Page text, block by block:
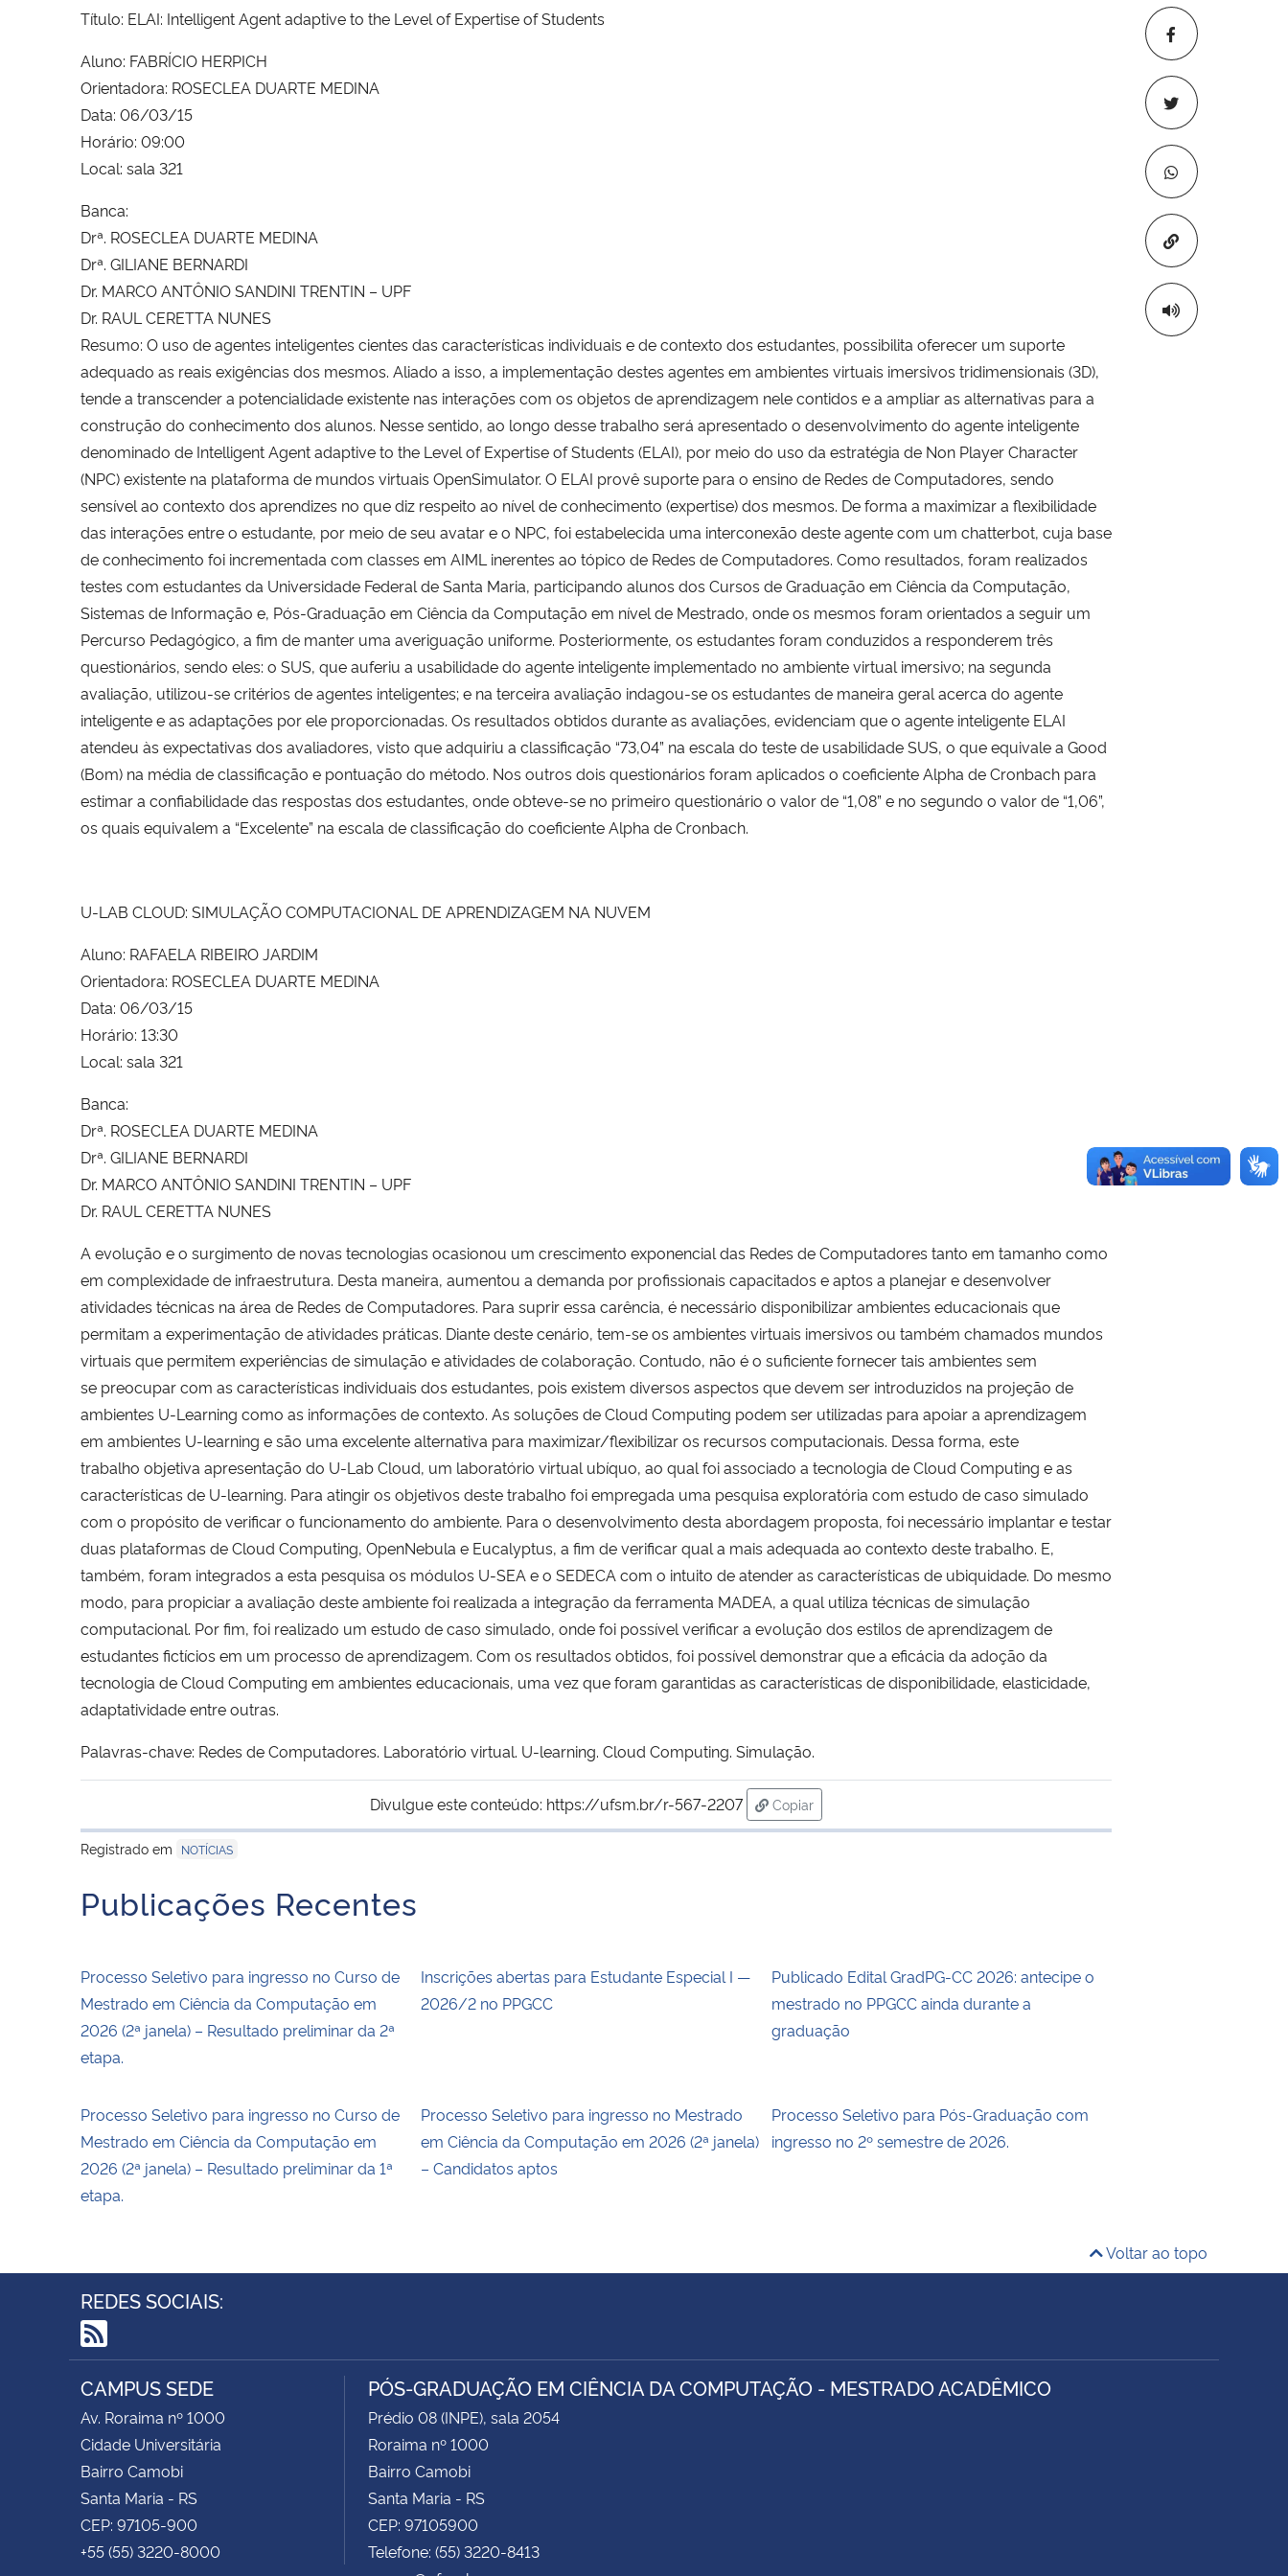
Copiar para
Título: ELAI: Intelligent Agent adaptive to the Level of Expertise of Students
Aluno: FABRÍCIO HERPICH
Orientadora: ROSECLEA DUARTE MEDINA
Data: 06/03/15
Horário: 09:00
Local: sala 321
Banca:
Drª. ROSECLEA DUARTE MEDINA
Drª. GILIANE BERNARDI
Dr. MARCO ANTÔNIO SANDINI TRENTIN – UPF
Dr. RAUL CERETTA NUNES
Resumo: O uso de agentes inteligentes cientes das características individuais e de contexto dos estudantes, possibilita oferecer um suporte
adequado as reais exigências dos mesmos. Aliado a isso, a implementação destes agentes em ambientes virtuais imersivos tridimensionais (3D),
tende a transcender a potencialidade existente nas interações com os objetos de aprendizagem nele contidos e a ampliar as alternativas para a
construção do conhecimento dos alunos. Nesse sentido, ao longo desse trabalho será apresentado o desenvolvimento do agente inteligente
denominado de Intelligent Agent adaptive to the Level of Expertise of Students (ELAI), por meio do uso da estratégia de Non Player Character
(NPC) existente na plataforma de mundos virtuais OpenSimulator. O ELAI provê suporte para o ensino de Redes de Computadores, sendo
sensível ao contexto dos aprendizes no que diz respeito ao nível de conhecimento (expertise) dos mesmos. De forma a maximizar a flexibilidade
das interações entre o estudante, por meio de seu avatar e o NPC, foi estabelecida uma interconexão deste agente com um chatterbot, cuja base
de conhecimento foi incrementada com classes em AIML inerentes ao tópico de Redes de Computadores. Como resultados, foram realizados
testes com estudantes da Universidade Federal de Santa Maria, participando alunos dos Cursos de Graduação em Ciência da Computação,
Sistemas de Informação e, Pós-Graduação em Ciência da Computação em nível de Mestrado, onde os mesmos foram orientados a seguir um
Percurso Pedagógico, a fim de manter uma averiguação uniforme. Posteriormente, os estudantes foram conduzidos a responderem três
questionários, sendo eles: o SUS, que auferiu a usabilidade do agente inteligente implementado no ambiente virtual imersivo; na segunda
avaliação, utilizou-se critérios de agentes inteligentes; e na terceira avaliação indagou-se os estudantes de maneira geral acerca do agente
inteligente e as adaptações por ele proporcionadas. Os resultados obtidos durante as avaliações, evidenciam que o agente inteligente ELAI
atendeu às expectativas dos avaliadores, visto que adquiriu a classificação “73,04” na escala do teste de usabilidade SUS, o que equivale a Good
(Bom) na média de classificação e pontuação do método. Nos outros dois questionários foram aplicados o coeficiente Alpha de Cronbach para
estimar a confiabilidade das respostas dos estudantes, onde obteve-se no primeiro questionário o valor de “1,08” e no segundo o valor de “1,06”,
os quais equivalem a “Excelente” na escala de classificação do coeficiente Alpha de Cronbach.
U-LAB CLOUD: SIMULAÇÃO COMPUTACIONAL DE APRENDIZAGEM NA NUVEM
Aluno: RAFAELA RIBEIRO JARDIM
Orientadora: ROSECLEA DUARTE MEDINA
Data: 06/03/15
Horário: 13:30
Local: sala 321
Banca:
Drª. ROSECLEA DUARTE MEDINA
Drª. GILIANE BERNARDI
Dr. MARCO ANTÔNIO SANDINI TRENTIN – UPF
Dr. RAUL CERETTA NUNES
A evolução e o surgimento de novas tecnologias ocasionou um crescimento exponencial das Redes de Computadores tanto em tamanho como
em complexidade de infraestrutura. Desta maneira, aumentou a demanda por profissionais capacitados e aptos a planejar e desenvolver
atividades técnicas na área de Redes de Computadores. Para suprir essa carência, é necessário disponibilizar ambientes educacionais que
permitam a experimentação de atividades práticas. Diante deste cenário, tem-se os ambientes virtuais imersivos ou também chamados mundos
virtuais que permitem experiências de simulação e atividades de colaboração. Contudo, não é o suficiente fornecer tais ambientes sem
se preocupar com as características individuais dos estudantes, pois existem diversos aspectos que devem ser introduzidos na projeção de
ambientes U-Learning como as informações de contexto. As soluções de Cloud Computing podem ser utilizadas para apoiar a aprendizagem
em ambientes U-learning e são uma excelente alternativa para maximizar/flexibilizar os recursos computacionais. Dessa forma, este
trabalho objetiva apresentação do U-Lab Cloud, um laboratório virtual ubíquo, ao qual foi associado a tecnologia de Cloud Computing e as
características de U-learning. Para atingir os objetivos deste trabalho foi empregada uma pesquisa exploratória com estudo de caso simulado
com o propósito de verificar o funcionamento do ambiente. Para o desenvolvimento desta abordagem proposta, foi necessário implantar e testar
duas plataformas de Cloud Computing, OpenNebula e Eucalyptus, a fim de verificar qual a mais adequada ao contexto deste trabalho. E,
também, foram integrados a esta pesquisa os módulos U-SEA e o SEDECA com o intuito de atender as características de ubiquidade. Do mesmo
modo, para propiciar a avaliação deste ambiente foi realizada a integração da ferramenta MADEA, a qual utiliza técnicas de simulação
computacional. Por fim, foi realizado um estudo de caso simulado, onde foi possível verificar a evolução dos estilos de aprendizagem de
estudantes fictícios em um processo de aprendizagem. Com os resultados obtidos, foi possível demonstrar que a eficácia da adoção da
tecnologia de Cloud Computing em ambientes educacionais, uma vez que foram garantidas as características de disponibilidade, elasticidade,
adaptatividade entre outras.
Palavras-chave: Redes de Computadores. Laboratório virtual. U-learning. Cloud Computing. Simulação.
Divulgue este conteúdo: https://ufsm.br/r-567-2207
Copiar
para área de transferência
Registrado em
NOTÍCIAS
Publicações Recentes
Processo Seletivo para ingresso no Curso de
Mestrado em Ciência da Computação em
2026 (2ª janela) – Resultado preliminar da 2ª
etapa.
Inscrições abertas para Estudante Especial I —
2026/2 no PPGCC
Publicado Edital GradPG-CC 2026: antecipe o
mestrado no PPGCC ainda durante a
graduação
Processo Seletivo para ingresso no Curso de
Mestrado em Ciência da Computação em
2026 (2ª janela) – Resultado preliminar da 1ª
etapa.
Processo Seletivo para ingresso no Mestrado
em Ciência da Computação em 2026 (2ª janela)
– Candidatos aptos
Processo Seletivo para Pós-Graduação com
ingresso no 2º semestre de 2026.
Voltar ao topo
REDES SOCIAIS:
RSS
CAMPUS SEDE
Av. Roraima nº 1000
Cidade Universitária
Bairro Camobi
Santa Maria - RS
CEP: 97105-900
+55 (55) 3220-8000
PÓS-GRADUAÇÃO EM CIÊNCIA DA COMPUTAÇÃO - MESTRADO ACADÊMICO
Prédio 08 (INPE), sala 2054
Roraima nº 1000
Bairro Camobi
Santa Maria - RS
CEP: 97105900
Telefone: (55) 3220-8413